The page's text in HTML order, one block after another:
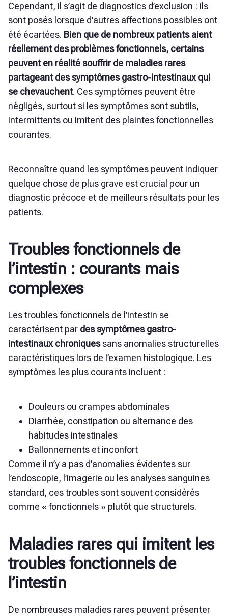
Cependant, il s’agit de diagnostics d’exclusion : ils
sont posés lorsque d’autres affections possibles ont
été écartées. Bien que de nombreux patients aient
réellement des problèmes fonctionnels, certains
peuvent en réalité souffrir de maladies rares
partageant des symptômes gastro-intestinaux qui
se chevauchent. Ces symptômes peuvent être
négligés, surtout si les symptômes sont subtils,
intermittents ou imitent des plaintes fonctionnelles
courantes.
Reconnaître quand les symptômes peuvent indiquer
quelque chose de plus grave est crucial pour un
diagnostic précoce et de meilleurs résultats pour les
patients.
Troubles fonctionnels de
l’intestin : courants mais
complexes
Les troubles fonctionnels de l’intestin se
caractérisent par des symptômes gastro-
intestinaux chroniquessans anomalies structurelles
caractéristiques lors de l’examen histologique. Les
symptômes les plus courants incluent :
Douleurs ou crampes abdominales
Diarrhée, constipation ou alternance des
habitudes intestinales
Ballonnements et inconfort
Comme il n’y a pas d’anomalies évidentes sur
l’endoscopie, l’imagerie ou les analyses sanguines
standard, ces troubles sont souvent considérés
comme « fonctionnels » plutôt que structurels.
Maladies rares qui imitent les
troubles fonctionnels de
l’intestin
De nombreuses maladies rares peuvent présenter